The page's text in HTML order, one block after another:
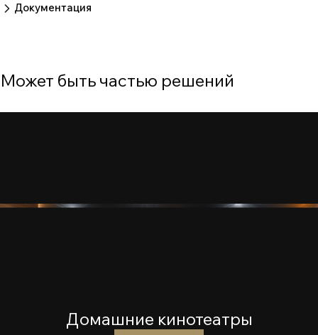
Документация
Может быть частью решений
Домашние кинотеатры